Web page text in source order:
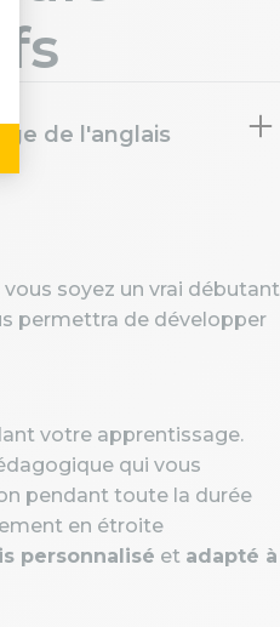
de l'anglais
soyez un vrai débutant
permettra de développer
votre apprentissage.
qui vous
pendant toute la durée
en étroite
personnalisé et adapté à